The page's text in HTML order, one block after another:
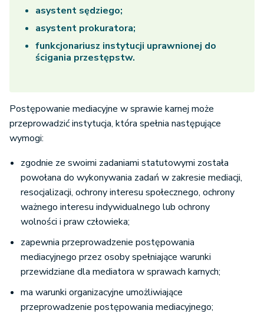
asystent sędziego;
asystent prokuratora;
funkcjonariusz instytucji uprawnionej do
ścigania przestępstw.
Postępowanie mediacyjne w sprawie karnej może
przeprowadzić instytucja, która spełnia następujące
wymogi:
zgodnie ze swoimi zadaniami statutowymi została
powołana do wykonywania zadań w zakresie mediacji,
resocjalizacji, ochrony interesu społecznego, ochrony
ważnego interesu indywidualnego lub ochrony
wolności i praw człowieka;
zapewnia przeprowadzenie postępowania
mediacyjnego przez osoby spełniające warunki
przewidziane dla mediatora w sprawach karnych;
ma warunki organizacyjne umożliwiające
przeprowadzenie postępowania mediacyjnego;